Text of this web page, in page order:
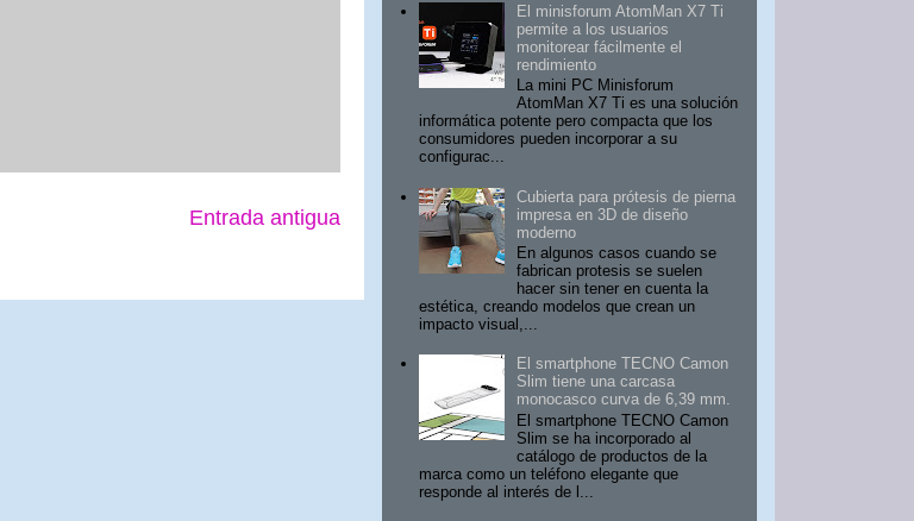
Entrada antigua
El minisforum AtomMan X7 Ti
permite a los usuarios
monitorear fácilmente el
rendimiento
La mini PC Minisforum
AtomMan X7 Ti es una solución
informática potente pero compacta que los
consumidores pueden incorporar a su
configurac...
Cubierta para prótesis de pierna
impresa en 3D de diseño
moderno
En algunos casos cuando se
fabrican protesis se suelen
hacer sin tener en cuenta la
estética, creando modelos que crean un
impacto visual,...
El smartphone TECNO Camon
Slim tiene una carcasa
monocasco curva de 6,39 mm.
El smartphone TECNO Camon
Slim se ha incorporado al
catálogo de productos de la
marca como un teléfono elegante que
responde al interés de l...